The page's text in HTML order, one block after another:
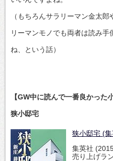
（もちろんサラリーマン金太
リーマンモノでも両者は読み
ね、という話）
【GW中に読んで一番良かった小
狭小邸宅
狭小邸宅 (
集英社
売り上げラ